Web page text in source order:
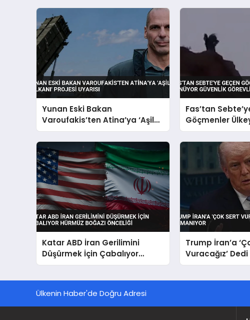
Yunan Eski Bakan
Varoufakis’ten Atina’ya ‘Aşil
Kalkanı’ Projesi Uyarısı
Fas’tan
Göçmenler
Güvenlik
Katar ABD İran Gerilimini
Düşürmek İçin Çabalıyor
Hürmüz Boğazı Önceliği
Trump İran’a
Vuracağız’
Tırmanıyor
Ülkenin Haber'de Doğru Adresi